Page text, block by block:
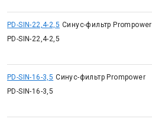
PD-SIN-22,4-2,5 Синус-фильтр Prompower
PD-SIN-22,4-2,5
PD-SIN-16-3,5 Синус-фильтр Prompower
PD-SIN-16-3,5